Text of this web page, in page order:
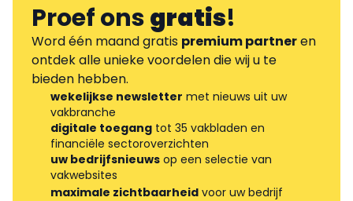
Proef onsgratis!
Word één maand gratis premium partneren
ontdek alle unieke voordelen die wij u te
bieden hebben.
wekelijkse newsletter met nieuws uit uw
vakbranche
digitale toegang tot 35 vakbladen en
financiële sectoroverzichten
uw bedrijfsnieuws op een selectie van
vakwebsites
maximale zichtbaarheid voor uw bedrijf